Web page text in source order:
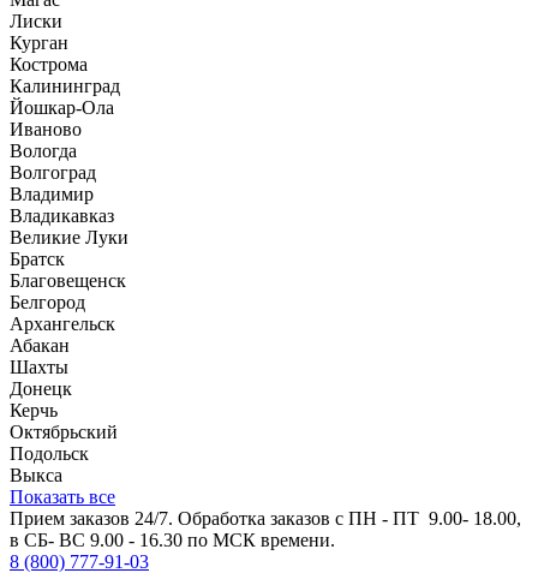
Лиски
Курган
Кострома
Калининград
Йошкар-Ола
Иваново
Вологда
Волгоград
Владимир
Владикавказ
Великие Луки
Братск
Благовещенск
Белгород
Архангельск
Абакан
Шахты
Донецк
Керчь
Октябрьский
Подольск
Выкса
Показать все
Прием заказов 24/7. Обработка заказов с ПН - ПТ 9.00- 18.00,
в СБ- ВС 9.00 - 16.30 по МСК времени.
8 (800) 777-91-03